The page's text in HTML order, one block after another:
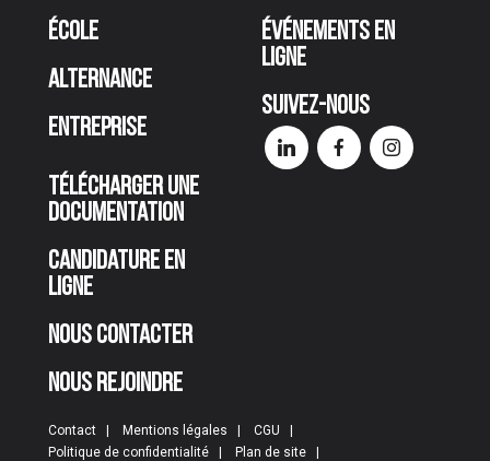
École
Alternance
Entreprise
Événements en
ligne
Suivez-nous
Télécharger une
documentation
Candidature en
ligne
Nous contacter
Nous rejoindre
Contact Mentions légales
CGU
Politique de confidentialité
Plan de site